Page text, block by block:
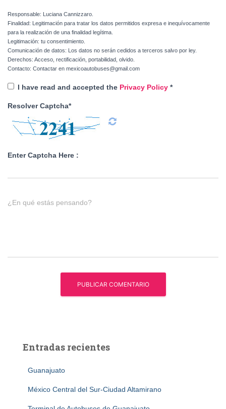
Responsable: Luciana Cannizzaro.
Finalidad: Legitimación para tratar los datos permitidos expresa e inequívocamente
para la realización de una finalidad legítima.
Legitimación: tu consentimiento.
Comunicación de datos: Los datos no serán cedidos a terceros salvo por ley.
Derechos: Acceso, rectificación, portabilidad, olvido.
Contacto: Contactar en mexicoautobuses@gmail.com
I have read and accepted the Privacy Policy *
Resolver Captcha*
Enter Captcha Here :
¿En qué estás pensando?
Entradas recientes
Guanajuato
México Central del Sur-Ciudad Altamirano